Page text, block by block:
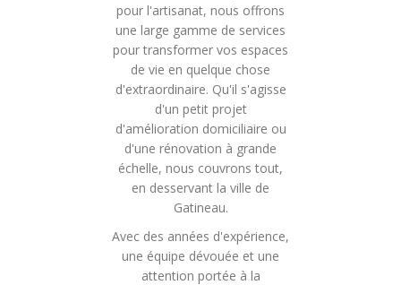
pour l'artisanat, nous offrons
une large gamme de services
pour transformer vos espaces
de vie en quelque chose
d'extraordinaire. Qu'il s'agisse
d'un petit projet
d'amélioration domiciliaire ou
d'une rénovation à grande
échelle, nous couvrons tout,
en desservant la ville de
Gatineau.
Avec des années d'expérience,
une équipe dévouée et une
attention portée à la